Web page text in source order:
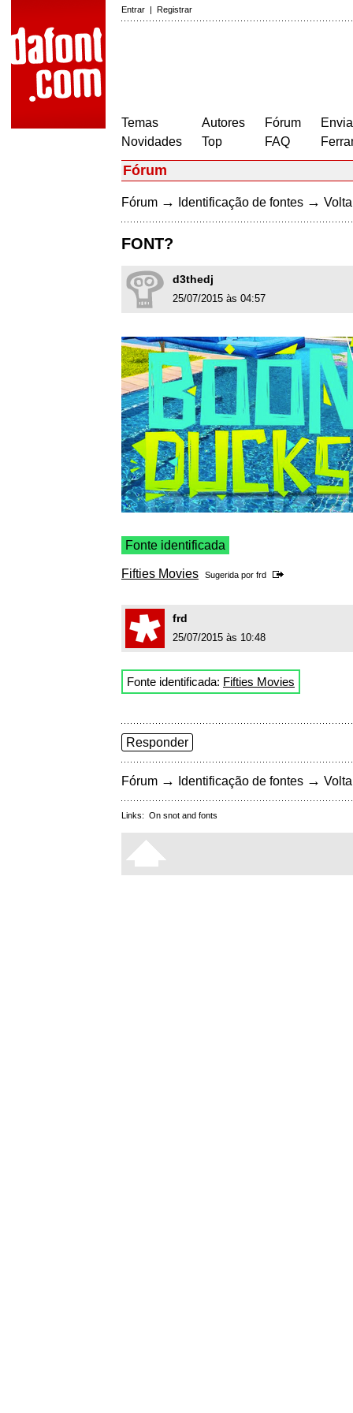
Entrar | Registrar
Temas
Novidades
Autores
Top
Fórum
FAQ
Fórum
Fórum → Identificação de fontes →
FONT?
d3thedj
25/07/2015 às 04:57
Fonte identificada
Fifties Movies Sugerida por frd
frd
25/07/2015 às 10:48
Fonte identificada: Fifties Movies
Responder
Fórum → Identificação de fontes →
Links: On snot and fonts